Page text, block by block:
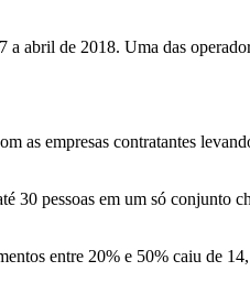
a abril de 2018. Uma das
as empresas contratantes
30 pessoas em um só conjunto
entre 20% e 50% caiu de